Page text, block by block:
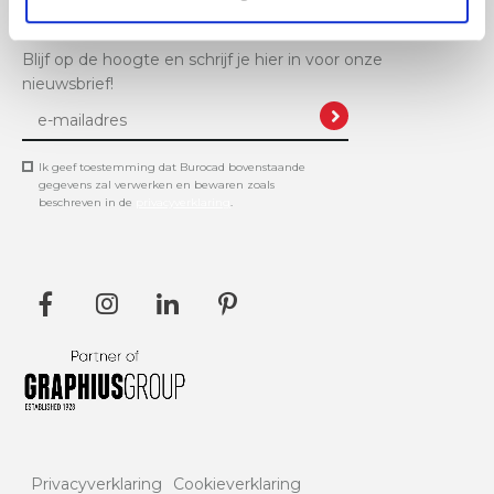
Blijf op de hoogte en schrijf je hier in voor onze
nieuwsbrief!
Ik geef toestemming dat Burocad bovenstaande
gegevens zal verwerken en bewaren zoals
beschreven in de
Privacyverklaring Cookieverklaring